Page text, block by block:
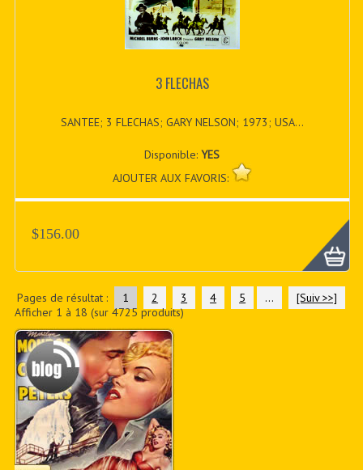
3 FLECHAS
SANTEE; 3 FLECHAS; GARY NELSON; 1973; USA...
Disponible:YES
AJOUTER AUX FAVORIS:
$156.00
Pages de résultat : 1 2 3 4 5 ...
[Suiv >>]
Afficher 1 à 18 (sur 4725 produits)